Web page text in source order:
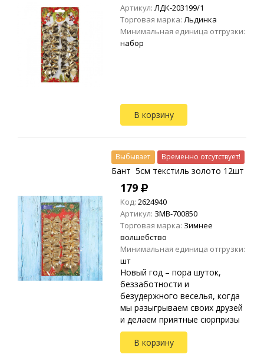
Артикул: ЛДК-203199/1
Торговая марка: Льдинка
Минимальная единица отгрузки:
набор
В корзину
Выбывает Временно отсутствует!
Бант 5см текстиль золото 12шт
179
Код: 2624940
Артикул: ЗМВ-700850
Торговая марка: Зимнее
волшебство
Минимальная единица отгрузки:
шт
Новый год – пора шуток,
беззаботности и
безудержного веселья, когда
мы разыгрываем своих друзей
и делаем приятные сюрпризы
близким. В это время стало
традицией надевать на
головы колпаки с помпоном и
В корзину